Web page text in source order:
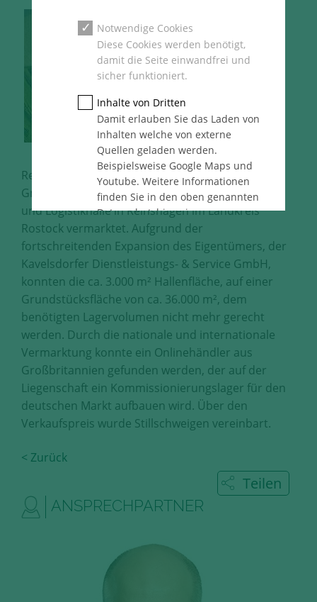
Reinshagen, 02.12.2020 – Die Angermann Consult
GmbH hat im exklusiven Alleinauftrag eine Lager-
und Logistikhalle in Reinshagen im Landkreis
Rostock vermarktet. Aufgrund der
fortschreitenden Expansion des Eigentümers, der
Kavelsdorfer Dienstleistungs- & Service GmbH,
konnten die ca. 3.000 m² Hallenfläche, auf einer
Grundstücksfläche von ca. 36.000 m², dem
benötigten Lagervolumen nicht mehr gerecht
werden. Durch die nationale und internationale
Vermarktung konnte ein Onlinehändler aus
Großbritannien gefunden werden, der auf der
Liegenschaft ein Kommissionierungslager für den
deutschen Markt aufbauen wird. Über den
Verkaufspreis wurde Stillschweigen vereinbart.
< Zurück
Teilen
ANSPRECHPARTNER
Notwendige Cookies
Diese Cookies werden benötigt,
damit die Seite einwandfrei und
sicher funktioniert.
Inhalte von Dritten
Damit erlauben Sie das Laden von
Inhalten welche von externe
Quellen geladen werden.
Beispielsweise Google Maps und
Youtube. Weitere Informationen
finden Sie in den oben genannten
Datenschutzhinweise.
Statistik
Diese Cookies erfassen anonyme
Statistik-Daten, wie zum Beispiel
die Anzahl der Besucher auf den
Seiten, Ihren Weg durch unseren
Internetauftritt oder das Gerät, mit
dem die Seiten angesehen werden.
Aufgrund dieser Statistiken können
wir unseren Webauftritt immer
wieder für unsere Besucher
optimieren.
Speichern und schließen
Mehr über die genutzten Cookies erfahren